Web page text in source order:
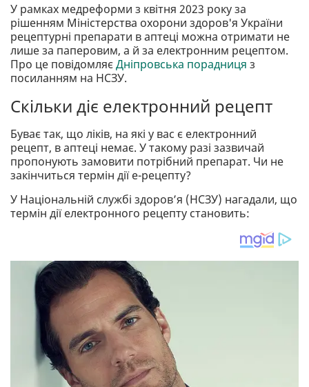
У рамках медреформи з квітня 2023 року за
рішенням Міністерства охорони здоров'я України
рецептурні препарати в аптеці можна отримати не
лише за паперовим, а й за електронним рецептом.
Про це повідомляєДніпровська порадниця з
посиланням на НСЗУ.
Скільки діє електронний рецепт
Буває так, що ліків, на які у вас є електронний
рецепт, в аптеці немає. У такому разі зазвичай
пропонують замовити потрібний препарат. Чи не
закінчиться термін дії е-рецепту?
У Національній службі здоров’я (НСЗУ) нагадали, що
термін дії електронного рецепту становить: